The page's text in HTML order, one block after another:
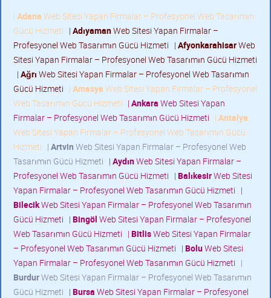
| Adana Web Sitesi Yapan Firmalar – Profesyonel Web Tasarımın
Gücü Hizmeti | AdıyamanWeb Sitesi Yapan Firmalar –
Profesyonel Web Tasarımın Gücü Hizmeti | AfyonkarahisarWeb
Sitesi Yapan Firmalar – Profesyonel Web Tasarımın Gücü Hizmeti
| Ağrı Web Sitesi Yapan Firmalar – Profesyonel Web Tasarımın
Gücü Hizmeti | Amasya Web Sitesi Yapan Firmalar – Profesyonel
Web Tasarımın Gücü Hizmeti | Ankara Web Sitesi Yapan
Firmalar – Profesyonel Web Tasarımın Gücü Hizmeti | Antalya
Web Sitesi Yapan Firmalar – Profesyonel Web Tasarımın Gücü
Hizmeti | Artvin Web Sitesi Yapan Firmalar – Profesyonel Web
Tasarımın Gücü Hizmeti | AydınWeb Sitesi Yapan Firmalar –
Profesyonel Web Tasarımın Gücü Hizmeti | BalıkesirWeb Sitesi
Yapan Firmalar – Profesyonel Web Tasarımın Gücü Hizmeti |
BilecikWeb Sitesi Yapan Firmalar – Profesyonel Web Tasarımın
Gücü Hizmeti | Bingöl Web Sitesi Yapan Firmalar – Profesyonel
Web Tasarımın Gücü Hizmeti | BitlisWeb Sitesi Yapan Firmalar
– Profesyonel Web Tasarımın Gücü Hizmeti | BoluWeb Sitesi
Yapan Firmalar – Profesyonel Web Tasarımın Gücü Hizmeti |
BurdurWeb Sitesi Yapan Firmalar – Profesyonel Web Tasarımın
Gücü Hizmeti | Bursa Web Sitesi Yapan Firmalar – Profesyonel